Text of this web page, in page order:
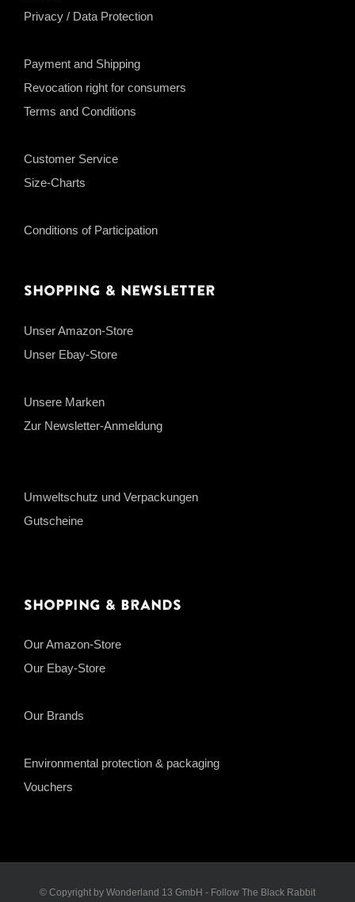
Privacy / Data Protection
Payment and Shipping
Revocation right for consumers
Terms and Conditions
Customer Service
Size-Charts
Conditions of Participation
Shopping & Newsletter
Unser Amazon-Store
Unser Ebay-Store
Unsere Marken
Zur Newsletter-Anmeldung
Umweltschutz und Verpackungen
Gutscheine
Shopping & Brands
Our Amazon-Store
Our Ebay-Store
Our Brands
Environmental protection & packaging
Vouchers
© Copyright by Wonderland 13 GmbH - Follow The Black Rabbit